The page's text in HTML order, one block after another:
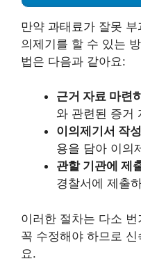
만약 과태료가 잘못
의제기를 할 수 있는
법은 다음과 같아요:
근거 자료 마련
와 관련된 증거
이의제기서 작성
용을 담아 이의
관할 기관에 제
경찰서에 제출
이러한 절차는 다소
꼭 수정해야 하므로
요.